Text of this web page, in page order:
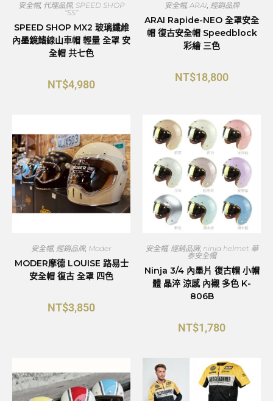
安全帽, 代理品牌, SPEED SHOP
“SS”
SPEED SHOP MX2 玻璃纖維
內墨鏡鰭線山車帽 輕量 全罩 安
全帽 共七色
NT$4,980
安全帽, ARAI, 經銷品牌
ARAI Rapide-NEO 全罩安全
帽 復古安全帽 Speedblock
彩繪 三色
NT$18,800
安全帽, 經銷品牌, Moder
MODER摩德 LOUISE 路易士
安全帽 復古 全罩 四色
NT$3,850
安全帽, 經銷品牌, ninja helmet 華
泰安全帽
Ninja 3/4 內墨片 復古帽 小帽
體 晶淬 涼感 內襯 多色 K-
806B
NT$1,780